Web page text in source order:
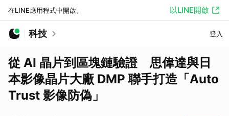
在LINE應用程式中開啟。 以LINE開啟
科技 登入
從 AI 晶片到區塊鏈驗證 思偉達與日
本影像晶片大廠 DMP 聯手打造「Auto
Trust 影像防偽」